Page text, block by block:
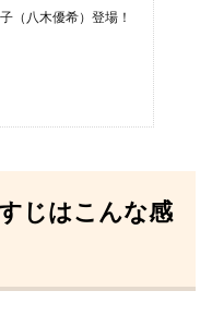
（八木優希）登場！
じはこんな感